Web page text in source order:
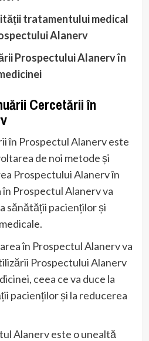
tratamentului medical
Alanerv
Prospectului Alanerv în
Cercetării în
în Prospectul Alanerv este
de noi metode și
Prospectului Alanerv în
Prospectul Alanerv va
sănătății pacienților și
în Prospectul Alanerv va
Prospectului Alanerv
ceea ce va duce la
pacienților și la reducerea
Alanerv este o unealtă